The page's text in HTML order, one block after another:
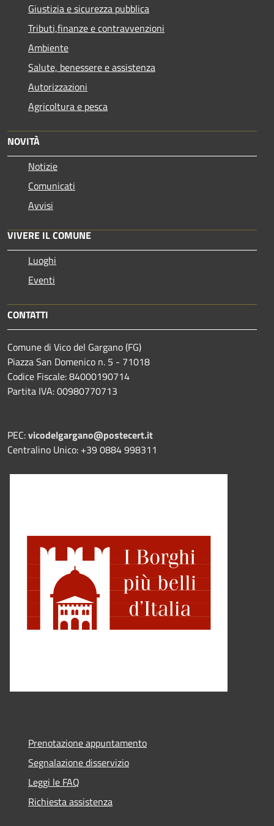
Giustizia e sicurezza pubblica
Tributi,finanze e contravvenzioni
Ambiente
Salute, benessere e assistenza
Autorizzazioni
Agricoltura e pesca
NOVITÀ
Notizie
Comunicati
Avvisi
VIVERE IL COMUNE
Luoghi
Eventi
CONTATTI
Comune di Vico del Gargano (FG)
Piazza San Domenico n. 5 - 71018
Codice Fiscale: 84000190714
Partita IVA: 00980770713
PEC:vicodelgargano@postecert.it
Centralino Unico: +39 0884 998311
Prenotazione appuntamento
Segnalazione disservizio
Leggi le FAQ
Richiesta assistenza